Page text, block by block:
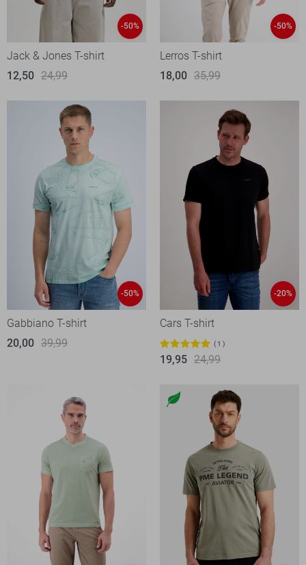
-50%
Jack & Jones T-shirt
12,50 24,99
-50%
Lerros T-shirt
18,00 35,99
-50%
Gabbiano T-shirt
20,00 39,99
-20%
Cars T-shirt
1
19,95 24,99